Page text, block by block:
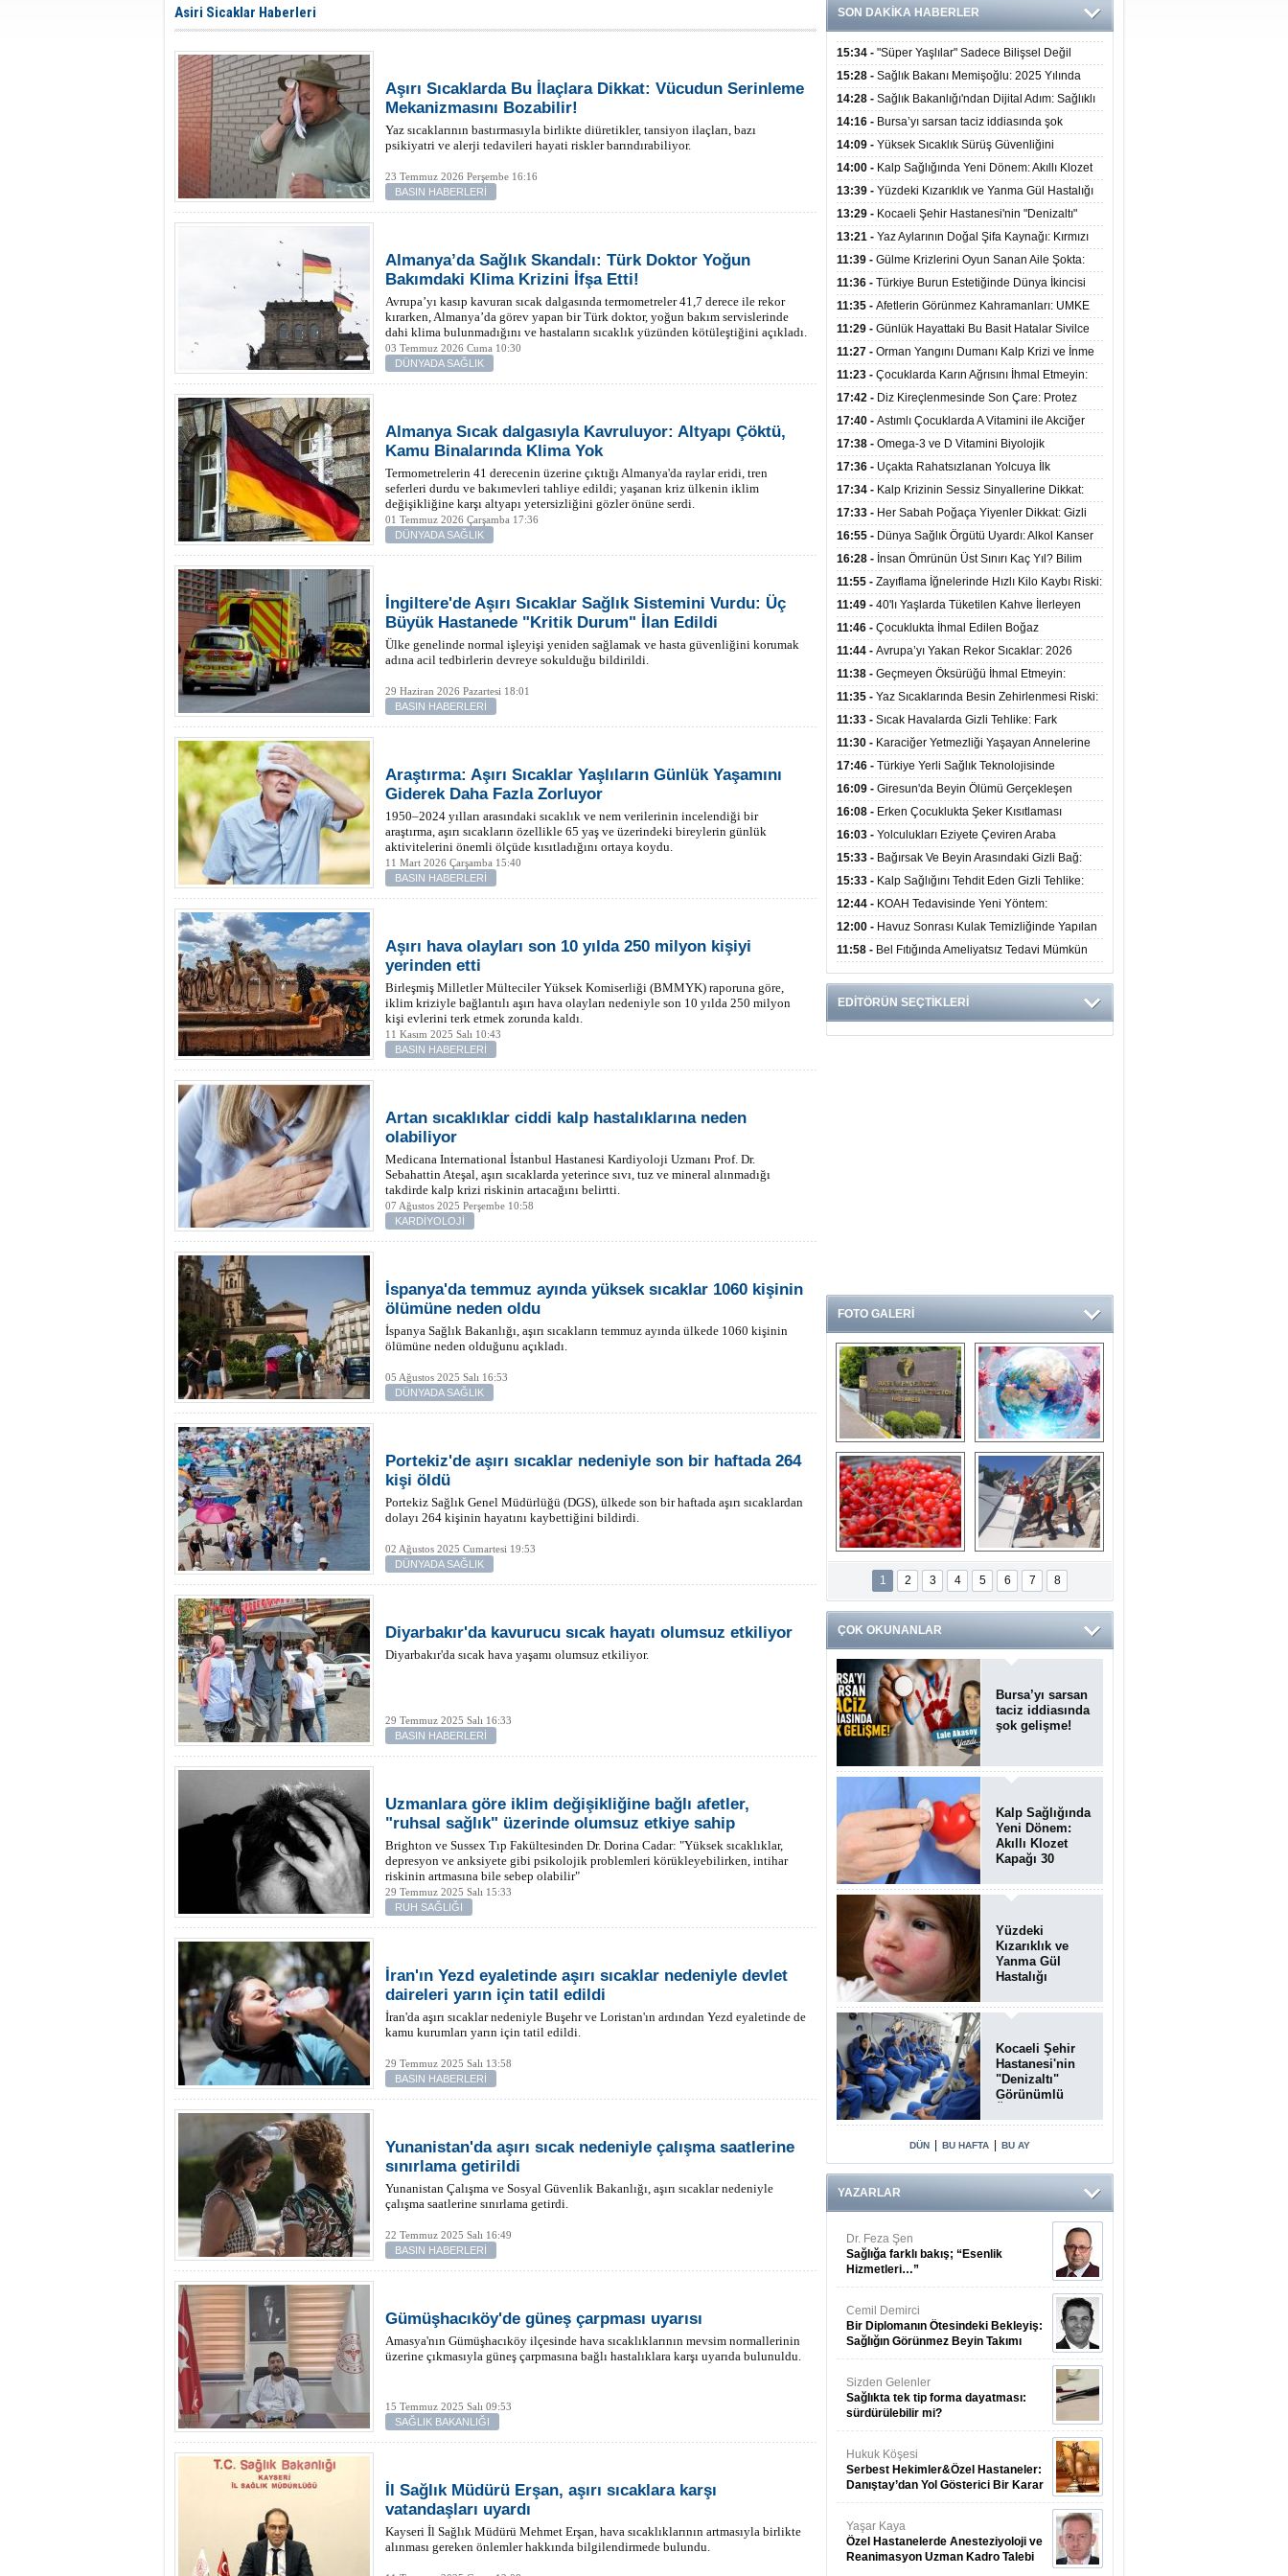
Asiri Sicaklar Haberleri
Aşırı Sıcaklarda Bu İlaçlara Dikkat: Vücudun Serinleme
Mekanizmasını Bozabilir!
Yaz sıcaklarının bastırmasıyla birlikte diüretikler, tansiyon ilaçları, bazı
psikiyatri ve alerji tedavileri hayati riskler barındırabiliyor.
23 Temmuz 2026 Perşembe 16:16
BASIN HABERLERİ
Almanya’da Sağlık Skandalı: Türk Doktor Yoğun
Bakımdaki Klima Krizini İfşa Etti!
Avrupa’yı kasıp kavuran sıcak dalgasında termometreler 41,7 derece ile rekor
kırarken, Almanya’da görev yapan bir Türk doktor, yoğun bakım servislerinde
dahi klima bulunmadığını ve hastaların sıcaklık yüzünden kötüleştiğini açıkladı.
03 Temmuz 2026 Cuma 10:30
DÜNYADA SAĞLIK
Almanya Sıcak dalgasıyla Kavruluyor: Altyapı Çöktü,
Kamu Binalarında Klima Yok
Termometrelerin 41 derecenin üzerine çıktığı Almanya'da raylar eridi, tren
seferleri durdu ve bakımevleri tahliye edildi; yaşanan kriz ülkenin iklim
değişikliğine karşı altyapı yetersizliğini gözler önüne serdi.
01 Temmuz 2026 Çarşamba 17:36
DÜNYADA SAĞLIK
İngiltere'de Aşırı Sıcaklar Sağlık Sistemini Vurdu: Üç
Büyük Hastanede "Kritik Durum" İlan Edildi
Ülke genelinde normal işleyişi yeniden sağlamak ve hasta güvenliğini korumak
adına acil tedbirlerin devreye sokulduğu bildirildi.
29 Haziran 2026 Pazartesi 18:01
BASIN HABERLERİ
Araştırma: Aşırı Sıcaklar Yaşlıların Günlük Yaşamını
Giderek Daha Fazla Zorluyor
1950–2024 yılları arasındaki sıcaklık ve nem verilerinin incelendiği bir
araştırma, aşırı sıcakların özellikle 65 yaş ve üzerindeki bireylerin günlük
aktivitelerini önemli ölçüde kısıtladığını ortaya koydu.
11 Mart 2026 Çarşamba 15:40
BASIN HABERLERİ
Aşırı hava olayları son 10 yılda 250 milyon kişiyi
yerinden etti
Birleşmiş Milletler Mülteciler Yüksek Komiserliği (BMMYK) raporuna göre,
iklim kriziyle bağlantılı aşırı hava olayları nedeniyle son 10 yılda 250 milyon
kişi evlerini terk etmek zorunda kaldı.
11 Kasım 2025 Salı 10:43
BASIN HABERLERİ
Artan sıcaklıklar ciddi kalp hastalıklarına neden
olabiliyor
Medicana International İstanbul Hastanesi Kardiyoloji Uzmanı Prof. Dr.
Sebahattin Ateşal, aşırı sıcaklarda yeterince sıvı, tuz ve mineral alınmadığı
takdirde kalp krizi riskinin artacağını belirtti.
07 Ağustos 2025 Perşembe 10:58
KARDİYOLOJİ
İspanya'da temmuz ayında yüksek sıcaklar 1060 kişinin
ölümüne neden oldu
İspanya Sağlık Bakanlığı, aşırı sıcakların temmuz ayında ülkede 1060 kişinin
ölümüne neden olduğunu açıkladı.
05 Ağustos 2025 Salı 16:53
DÜNYADA SAĞLIK
Portekiz'de aşırı sıcaklar nedeniyle son bir haftada 264
kişi öldü
Portekiz Sağlık Genel Müdürlüğü (DGS), ülkede son bir haftada aşırı sıcaklardan
dolayı 264 kişinin hayatını kaybettiğini bildirdi.
02 Ağustos 2025 Cumartesi 19:53
DÜNYADA SAĞLIK
Diyarbakır'da kavurucu sıcak hayatı olumsuz etkiliyor
Diyarbakır'da sıcak hava yaşamı olumsuz etkiliyor.
29 Temmuz 2025 Salı 16:33
BASIN HABERLERİ
Uzmanlara göre iklim değişikliğine bağlı afetler,
"ruhsal sağlık" üzerinde olumsuz etkiye sahip
Brighton ve Sussex Tıp Fakültesinden Dr. Dorina Cadar: "Yüksek sıcaklıklar,
depresyon ve anksiyete gibi psikolojik problemleri körükleyebilirken, intihar
riskinin artmasına bile sebep olabilir"
29 Temmuz 2025 Salı 15:33
RUH SAĞLIĞI
İran'ın Yezd eyaletinde aşırı sıcaklar nedeniyle devlet
daireleri yarın için tatil edildi
İran'da aşırı sıcaklar nedeniyle Buşehr ve Loristan'ın ardından Yezd eyaletinde de
kamu kurumları yarın için tatil edildi.
29 Temmuz 2025 Salı 13:58
BASIN HABERLERİ
Yunanistan'da aşırı sıcak nedeniyle çalışma saatlerine
sınırlama getirildi
Yunanistan Çalışma ve Sosyal Güvenlik Bakanlığı, aşırı sıcaklar nedeniyle
çalışma saatlerine sınırlama getirdi.
22 Temmuz 2025 Salı 16:49
BASIN HABERLERİ
Gümüşhacıköy'de güneş çarpması uyarısı
Amasya'nın Gümüşhacıköy ilçesinde hava sıcaklıklarının mevsim normallerinin
üzerine çıkmasıyla güneş çarpmasına bağlı hastalıklara karşı uyarıda bulunuldu.
15 Temmuz 2025 Salı 09:53
SAĞLIK BAKANLIĞI
İl Sağlık Müdürü Erşan, aşırı sıcaklara karşı
vatandaşları uyardı
Kayseri İl Sağlık Müdürü Mehmet Erşan, hava sıcaklıklarının artmasıyla birlikte
alınması gereken önlemler hakkında bilgilendirmede bulundu.
SON DAKİKA HABERLER
15:34 - "Süper Yaşlılar" Sadece Bilişsel Değil
Fiziksel Olarak da Daha Sağlıklı Yaşıyor
15:28 - Sağlık Bakanı Memişoğlu: 2025 Yılında
300 Bini Aşkın Kişiye Emzirme Eğitimi Verildi
14:28 - Sağlık Bakanlığı'ndan Dijital Adım: Sağlıklı
Hayat Merkezlerinde Uzaktan Sağlık Hizmeti
Başladı
14:16 - Bursa’yı sarsan taciz iddiasında şok
gelişme!
14:09 - Yüksek Sıcaklık Sürüş Güvenliğini
Düşürüyor: 40 Derecede Güvenli Sürüş Süresi 53
Dakikaya İniyor
14:00 - Kalp Sağlığında Yeni Dönem: Akıllı Klozet
Kapağı 30 Saniyede Ritim Bozukluğunu Tespit
Ediyor
13:39 - Yüzdeki Kızarıklık ve Yanma Gül Hastalığı
(Rozasea) Belirtisi Olabilir
13:29 - Kocaeli Şehir Hastanesi'nin "Denizaltı"
Görünümlü Ünitesi Hastalara Umut Oluyor
13:21 - Yaz Aylarının Doğal Şifa Kaynağı: Kırmızı
Meyveler Bağışıklığı ve Kalbi Koruyor
11:39 - Gülme Krizlerini Oyun Sanan Aile Şokta:
3,5 Yaşındaki Çocuk 8 Kez Felç Geçirdi
11:36 - Türkiye Burun Estetiğinde Dünya İkincisi
Oldu
11:35 - Afetlerin Görünmez Kahramanları: UMKE
Dev Kadrosuyla Görev Başında
11:29 - Günlük Hayattaki Bu Basit Hatalar Sivilce
Oluşumunu Tetikliyor
11:27 - Orman Yangını Dumanı Kalp Krizi ve İnme
Riskini Artırıyor
11:23 - Çocuklarda Karın Ağrısını İhmal Etmeyin:
Apandisit Habercisi Olabilir
17:42 - Diz Kireçlenmesinde Son Çare: Protez
Ameliyatı İle Yaşam Kalitesi Artıyor
17:40 - Astımlı Çocuklarda A Vitamini ile Akciğer
Hacmi Arasında Bağlantı Bulundu
17:38 - Omega-3 ve D Vitamini Biyolojik
Yaşlanmayı Yavaşlatabilir
17:36 - Uçakta Rahatsızlanan Yolcuya İlk
Müdahale Sağlık Bakanı Memişoğlu'ndan Geldi
17:34 - Kalp Krizinin Sessiz Sinyallerine Dikkat:
Yalnızca Göğüs Ağrısıyla Gelmiyor
17:33 - Her Sabah Poğaça Yiyenler Dikkat: Gizli
Şeker ve Yağ Yükü Kalbi ve Bağırsakları Tehdit
Ediyor
16:55 - Dünya Sağlık Örgütü Uyardı: Alkol Kanser
Riskini Doğrudan Artırıyor
16:28 - İnsan Ömrünün Üst Sınırı Kaç Yıl? Bilim
İnsanlarından Yeni Yaşam Süresi Modeli
11:55 - Zayıflama İğnelerinde Hızlı Kilo Kaybı Riski:
Uzmanlar Hekim Kontrolü Şart Diyor
11:49 - 40'lı Yaşlarda Tüketilen Kahve İlerleyen
Yıllarda Zihinsel ve Fiziksel Sağlığı Koruyor
11:46 - Çocuklukta İhmal Edilen Boğaz
Enfeksiyonu İleride Kalp Kapağını Bozabiliyor
11:44 - Avrupa’yı Yakan Rekor Sıcaklar: 2026
Haziran Ayında 10 Binden Fazla Can Kaybı
11:38 - Geçmeyen Öksürüğü İhmal Etmeyin:
Akciğer Korunarak Tümörden Kurtuldu
11:35 - Yaz Sıcaklarında Besin Zehirlenmesi Riski:
Açıkta Kalan Gıdalara Dikkat
11:33 - Sıcak Havalarda Gizli Tehlike: Fark
Edilmeyen Sıvı Kaybı Organları Tehdit Ediyor
11:30 - Karaciğer Yetmezliği Yaşayan Annelerine
Oğlundan Hayat Veren Doku Nakli
17:46 - Türkiye Yerli Sağlık Teknolojisinde
Büyüyor: 40 Ülkeye Solunum Cihazı İhraç Ediliyor
16:09 - Giresun'da Beyin Ölümü Gerçekleşen
Kişinin Organları 4 Hastaya Yaşam Umudu Oldu
16:08 - Erken Çocuklukta Şeker Kısıtlaması
Demans Riskini Yüzde 23 Azaltıyor
16:03 - Yolculukları Eziyete Çeviren Araba
Tutmasına Karşı Etkili Önlemler
15:33 - Bağırsak Ve Beyin Arasındaki Gizli Bağ:
Mikrobiyota Ruh Sağlığını Nasıl Etkiliyor?
15:33 - Kalp Sağlığını Tehdit Eden Gizli Tehlike:
Günlük Alışkanlıklar Riski Artırıyor
12:44 - KOAH Tedavisinde Yeni Yöntem:
Bronkoskopik Balon Uygulaması Alevlenmeleri
Azaltıyor
12:00 - Havuz Sonrası Kulak Temizliğinde Yapılan
Bu Hata Enfeksiyon Riskini Artırıyor
11:58 - Bel Fıtığında Ameliyatsız Tedavi Mümkün
mü? Uzmanından Önemli Uyarılar
EDİTÖRÜN SEÇTİKLERİ
FOTO GALERİ
Ve burası da bir
devlet hastanesi
14 soruda
Koronavirüs
hakkında kendinizi
test edin...
Gilaburu meyvesi
kanserden koruyor
Endonezya’daki
deprem: Ölü sayısı
bin 203'e yükseldi
1 2 3 4 5 6 7 8
ÇOK OKUNANLAR
Bursa’yı sarsan
taciz iddiasında
şok gelişme!
Kalp Sağlığında
Yeni Dönem:
Akıllı Klozet
Kapağı 30
Bozukluğunu
Tespit Ediyor
Yüzdeki
Kızarıklık ve
Yanma Gül
Hastalığı
Belirtisi Olabilir
Kocaeli Şehir
Hastanesi'nin
"Denizaltı"
Görünümlü
Hastalara Umut
Oluyor
DÜN BU HAFTA BU AY
YAZARLAR
Dr. Feza Şen
Sağlığa farklı bakış; “Esenlik
Hizmetleri…”
Cemil Demirci
Bir Diplomanın Ötesindeki Bekleyiş:
Sağlığın Görünmez Beyin Takımı
Sizden Gelenler
Sağlıkta tek tip forma dayatması:
sürdürülebilir mi?
Hukuk Köşesi
Serbest Hekimler&Özel Hastaneler:
Danıştay’dan Yol Gösterici Bir Karar
Yaşar Kaya
Özel Hastanelerde Anesteziyoloji ve
Reanimasyon Uzman Kadro Talebi